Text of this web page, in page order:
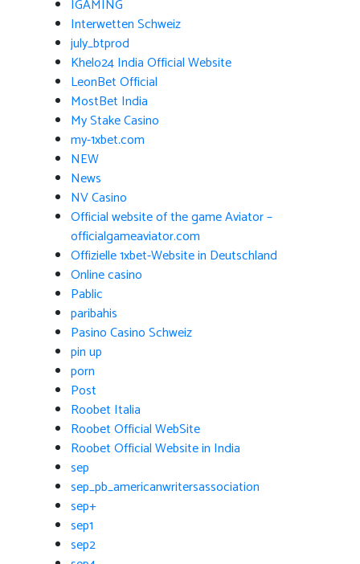
IGAMING
Interwetten Schweiz
july_btprod
Khelo24 India Official Website
LeonBet Official
MostBet India
My Stake Casino
my-1xbet.com
NEW
News
NV Casino
Official website of the game Aviator –
officialgameaviator.com
Offizielle 1xbet-Website in Deutschland
Online casino
Pablic
paribahis
Pasino Casino Schweiz
pin up
porn
Post
Roobet Italia
Roobet Official WebSite
Roobet Official Website in India
sep
sep_pb_americanwritersassociation
sep+
sep1
sep2